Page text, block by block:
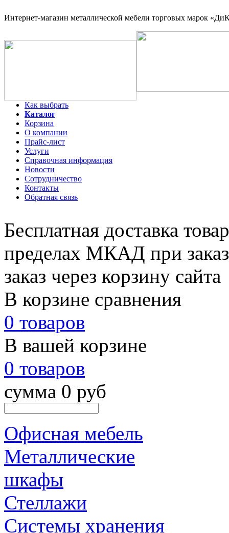
Интернет-магазин металлической мебели торговых марок
Как выбрать
Каталог
Корзина
О компании
Прайс-лист
Услуги
Справочная информация
Новости
Сотрудничество
Контакты
Обратная связь
Бесплатная доставка
пределах МКАД при
заказ через корзину сайта
В корзине сравнения
0 товаров
В вашей корзине
0 товаров
сумма 0 руб
Офисная мебель
Металлические
шкафы
Стеллажи
Системы хранения